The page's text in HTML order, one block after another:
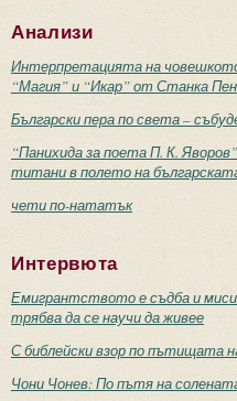
Анализи
Интерпретацията на
“Магия” и “Икар” от Станка
Български пера по света –
“Панихида за поета П. К.
титани в полето на
чети по-нататък
Интервюта
Емигрантството е съдба и
трябва да се научи да живее
С библейски взор по пътищата
Чони Чонев: По пътя на